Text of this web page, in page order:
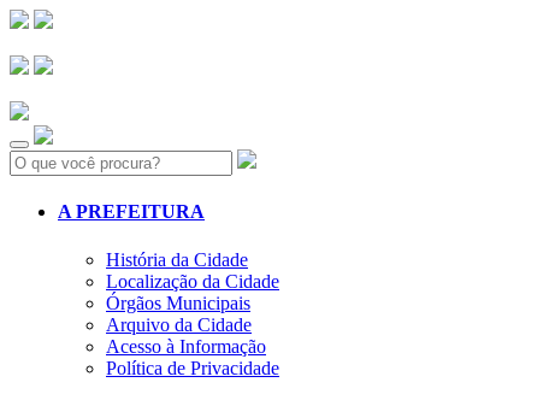
Search:
A PREFEITURA
História da Cidade
Localização da Cidade
Órgãos Municipais
Arquivo da Cidade
Acesso à Informação
Política de Privacidade